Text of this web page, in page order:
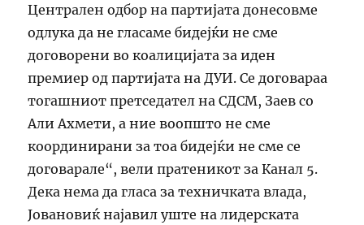
Централен одбор на партијата донесовме
одлука да не гласаме бидејќи не сме
договорени во коалицијата за иден
премиер од партијата на ДУИ. Се договараа
тогашниот претседател на СДСМ, Заев со
Али Ахмети, а ние воопшто не сме
координирани за тоа бидејќи не сме се
договарале“, вели пратеникот за Канал 5.
Дека нема да гласа за техничката влада,
Јовановиќ најавил уште на лидерската